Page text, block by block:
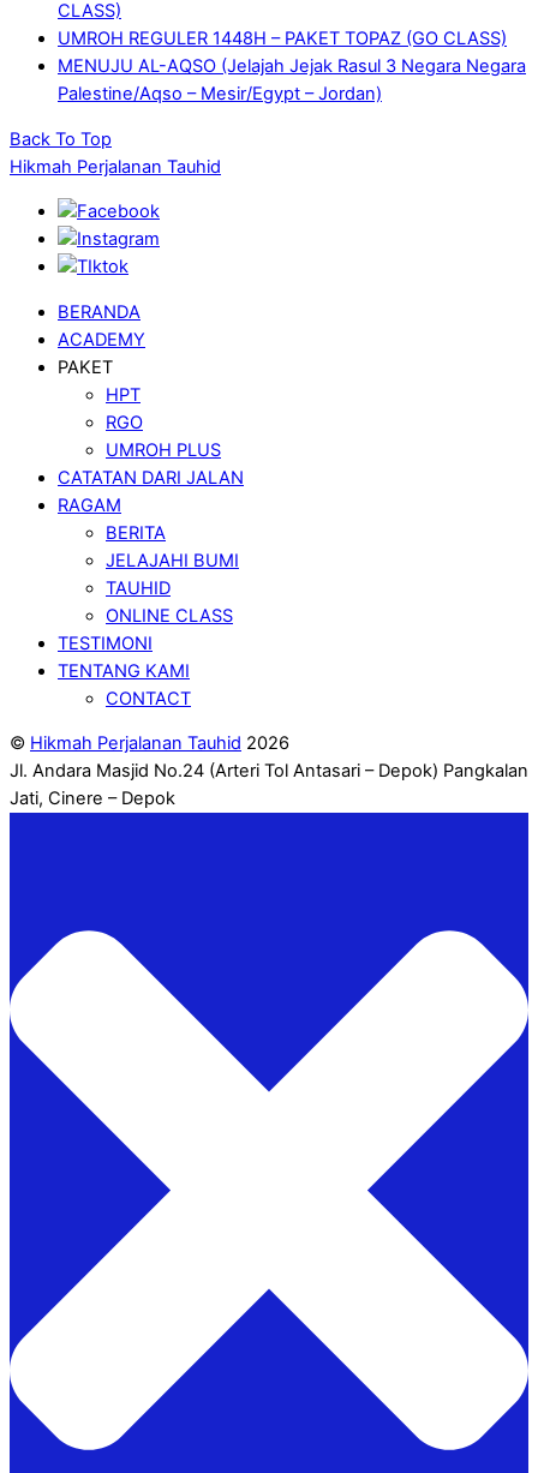
CLASS)
UMROH REGULER 1448H – PAKET TOPAZ (GO CLASS)
MENUJU AL-AQSO (Jelajah Jejak Rasul 3 Negara Negara
Palestine/Aqso – Mesir/Egypt – Jordan)
Back To Top
Hikmah Perjalanan Tauhid
BERANDA
ACADEMY
PAKET
HPT
RGO
UMROH PLUS
CATATAN DARI JALAN
RAGAM
BERITA
JELAJAHI BUMI
TAUHID
ONLINE CLASS
TESTIMONI
TENTANG KAMI
CONTACT
© Hikmah Perjalanan Tauhid 2026
Jl. Andara Masjid No.24 (Arteri Tol Antasari – Depok) Pangkalan
Jati, Cinere – Depok